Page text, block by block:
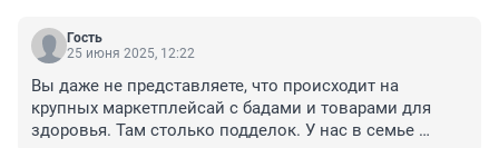
Гость
25 июня 2025, 12:22
Вы даже не представляете, что происходит на
крупных маркетплейсай с бадами и товарами для
здоровья. Там столько подделок. У нас в семье